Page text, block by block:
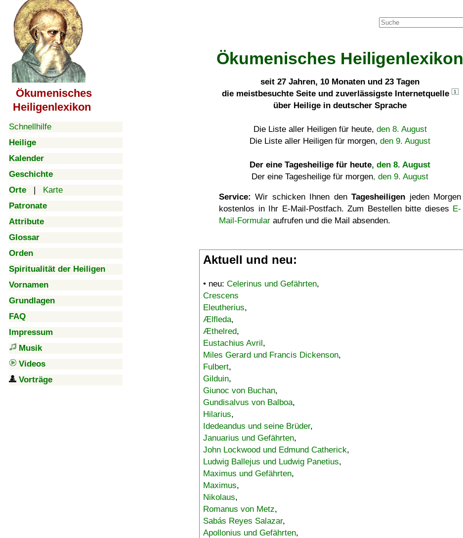
Ökumenisches
Heiligenlexikon
Schnellhilfe
Heilige
Kalender
Geschichte
Orte | Karte
Patronate
Attribute
Glossar
Orden
Spiritualität der Heiligen
Vornamen
Grundlagen
FAQ
Impressum
Musik
Videos
Vorträge
Ökumenisches Heiligenlexikon
seit 27 Jahren, 10 Monaten und 23 Tagen
die meistbesuchte Seite und zuverlässigste Internetquelle
1
über Heilige in deutscher Sprache
Die Liste aller Heiligen für heute, den 8. August
Die Liste aller Heiligen für morgen, den 9. August
Der eine Tagesheilige für heute, den 8. August
Der eine Tagesheilige für morgen, den 9. August
Service: Wir schicken Ihnen denTagesheiligen jeden Morgen
kostenlos in Ihr E-Mail-Postfach. Zum Bestellen bitte dieses E-
Mail-Formular aufrufen und die Mail absenden.
Aktuell und neu:
• neu: Celerinus und Gefährten,
Crescens
Eleutherius,
Ælfleda,
Æthelred,
Eustachius Avril,
Miles Gerard und Francis Dickenson,
Fulbert,
Gilduin,
Giunoc von Buchan,
Gundisalvus von Balboa,
Hilarius,
Idedeandus und seine Brüder,
Januarius und Gefährten,
John Lockwood und Edmund Catherick,
Ludwig Ballejus und Ludwig Panetius,
Maximus und Gefährten,
Maximus,
Nikolaus,
Romanus von Metz,
Sabás Reyes Salazar,
Apollonius und Gefährten,